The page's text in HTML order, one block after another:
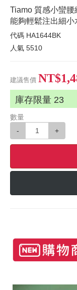
Tiamo 質感小蠻腰
能夠輕鬆注出細小
代碼 HA1644BK
人氣 5510
建議售價
庫存限量 23
數量
-
+